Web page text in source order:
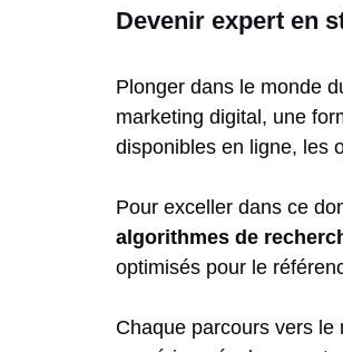
Devenir expert en
Plonger dans le monde
marketing digital, une
disponibles en ligne, les
Pour exceller dans ce
algorithmes de
optimisés pour le
Chaque parcours vers